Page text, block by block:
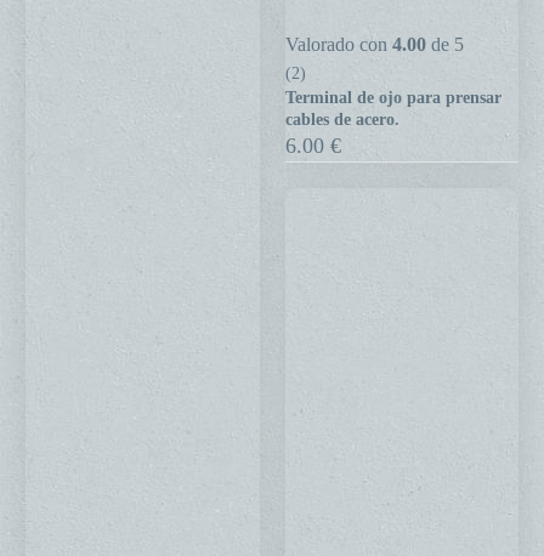
Terminal
de
ojo
para
prensar
Valorado con 4.00de 5
(2)
Terminal de ojo para prensar
cables de acero.
6.00 €